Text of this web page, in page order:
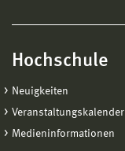
Hochschule
Neuigkeiten
Veranstaltungskalender
Medieninformationen